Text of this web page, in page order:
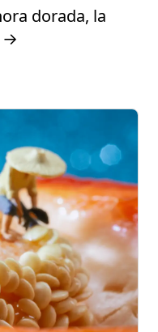
dorada, la
→